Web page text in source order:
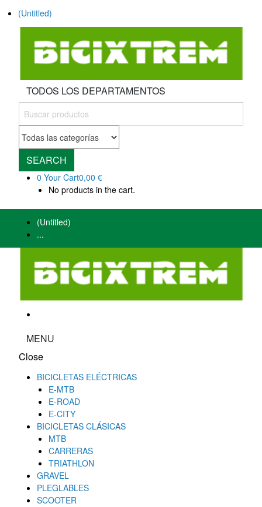
(Untitled)
TODOS LOS DEPARTAMENTOS
SEARCH
0 Your Cart0,00 €
No products in the cart.
(Untitled)
...
MENU
Close
BICICLETAS ELÉCTRICAS
E-MTB
E-ROAD
E-CITY
BICICLETAS CLÁSICAS
MTB
CARRERAS
TRIATHLON
GRAVEL
PLEGLABLES
SCOOTER